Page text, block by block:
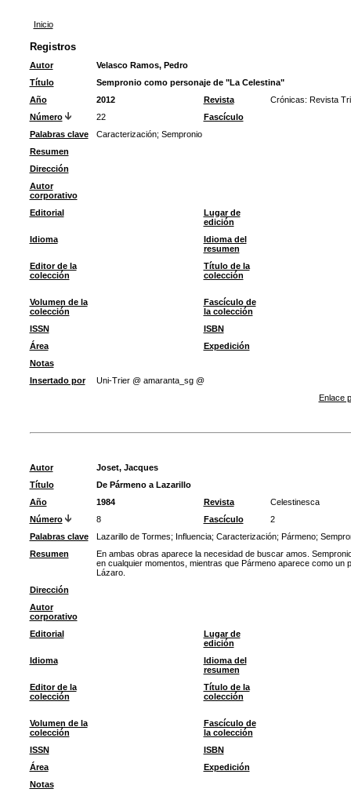
Inicio
Registros
Autor
Velasco Ramos, Pedro
Título
Sempronio como personaje de "La Celestina"
Año
2012 Revista
Crónicas: Revista
Número
22
Fascículo
Palabras clave
Caracterización; Sempronio
Resumen
Dirección
Autor
corporativo
Editorial
Lugar de
edición
Idioma
Idioma del
resumen
Editor de la
colección
Título de la
colección
Volumen de la
colección
Fascículo de
la colección
ISSN
ISBN
Área
Expedición
Notas
Insertado por
Uni-Trier @ amaranta_sg @
Enlace
Autor
Joset, Jacques
Título
De Pármeno a Lazarillo
Año
1984 Revista
Celestinesca
Número
8 Fascículo
2
Palabras clave
Lazarillo de Tormes; Influencia; Caracterización; Pármeno;
Resumen
En ambas obras aparece la necesidad de buscar amos.
en cualquier momentos, mientras que Pármeno aparece como
Lázaro.
Dirección
Autor
corporativo
Editorial
Lugar de
edición
Idioma
Idioma del
resumen
Editor de la
colección
Título de la
colección
Volumen de la
colección
Fascículo de
la colección
ISSN
ISBN
Área
Expedición
Notas